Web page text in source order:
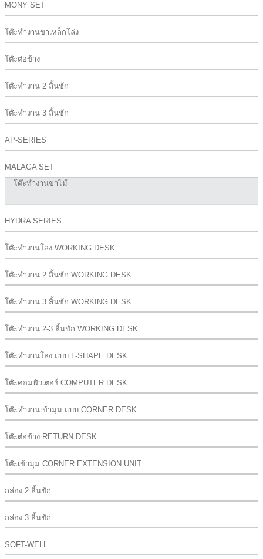
MONY SET
โต๊ะทำงานขาเหล็กโล่ง
โต๊ะต่อข้าง
โต๊ะทำงาน 2 ลิ้นชัก
โต๊ะทำงาน 3 ลิ้นชัก
AP-SERIES
MALAGA SET
โต๊ะทำงานขาไม้
HYDRA SERIES
โต๊ะทำงานโล่ง WORKING DESK
โต๊ะทำงาน 2 ลิ้นชัก WORKING DESK
โต๊ะทำงาน 3 ลิ้นชัก WORKING DESK
โต๊ะทำงาน 2-3 ลิ้นชัก WORKING DESK
โต๊ะทำงานโล่ง แบบ L-SHAPE DESK
โต๊ะคอมพิวเตอร์ COMPUTER DESK
โต๊ะทำงานเข้ามุม แบบ CORNER DESK
โต๊ะต่อข้าง RETURN DESK
โต๊ะเข้ามุม CORNER EXTENSION UNIT
กล่อง 2 ลิ้นชัก
กล่อง 3 ลิ้นชัก
SOFT-WELL